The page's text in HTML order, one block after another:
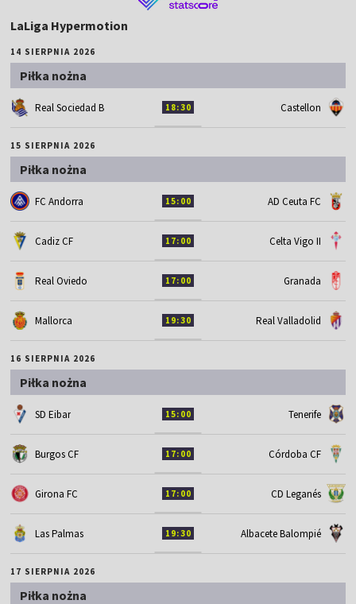
LaLiga Hypermotion
14 SIERPNIA 2026
Piłka nożna
Real Sociedad B 18:30 Castellon
15 SIERPNIA 2026
Piłka nożna
FC Andorra 15:00 AD Ceuta FC
Cadiz CF 17:00 Celta Vigo II
Real Oviedo 17:00 Granada
Mallorca 19:30 Real Valladolid
16 SIERPNIA 2026
Piłka nożna
SD Eibar 15:00 Tenerife
Burgos CF 17:00 Córdoba CF
Girona FC 17:00 CD Leganés
Las Palmas 19:30 Albacete Balompié
17 SIERPNIA 2026
Piłka nożna